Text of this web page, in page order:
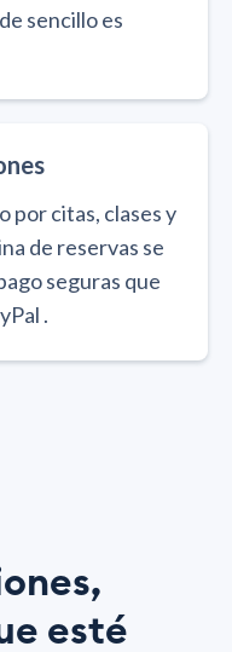
sencillo es
por citas, clases y
de reservas se
seguras que
.
esté